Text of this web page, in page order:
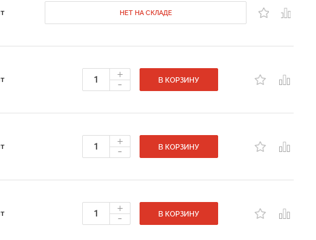
НЕТ НА СКЛАДЕ
+
- В КОРЗИНУ
+
- В КОРЗИНУ
+
- В КОРЗИНУ